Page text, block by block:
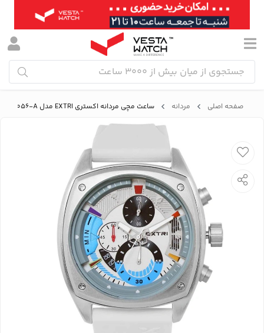
صفحه اصلی مردانه ساعت مچی مردانه اکستری EXTRI مدل X6056-A